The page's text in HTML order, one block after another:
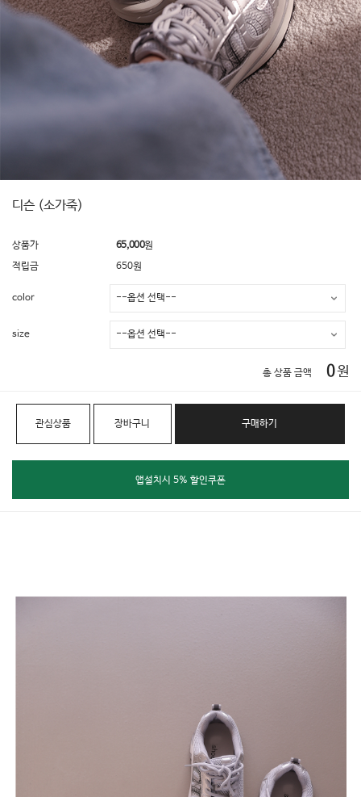
디슨 (소가죽)
상품가 65,000원
적립금
650원
color
size
총 상품 금액 0원
관심상품 장바구니 구매하기